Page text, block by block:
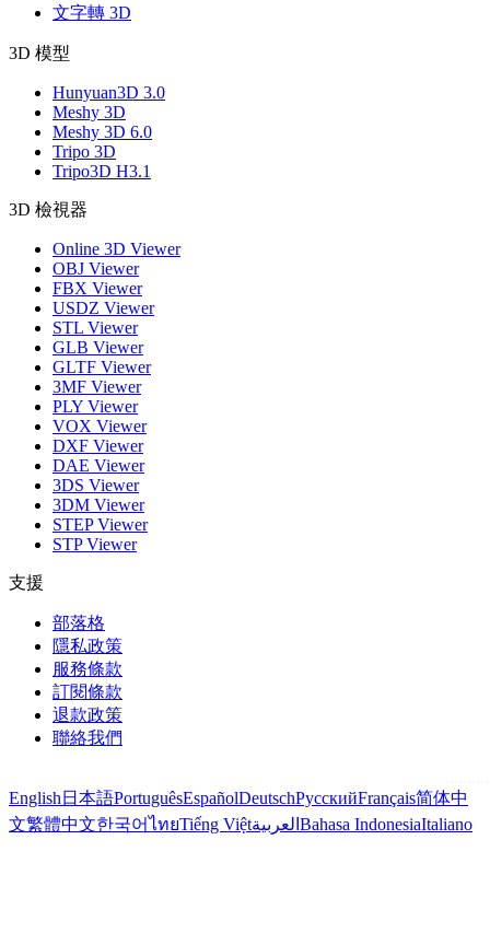
文字轉 3D
3D 模型
Hunyuan3D 3.0
Meshy 3D
Meshy 3D 6.0
Tripo 3D
Tripo3D H3.1
3D 檢視器
Online 3D Viewer
OBJ Viewer
FBX Viewer
USDZ Viewer
STL Viewer
GLB Viewer
GLTF Viewer
3MF Viewer
PLY Viewer
VOX Viewer
DXF Viewer
DAE Viewer
3DS Viewer
3DM Viewer
STEP Viewer
STP Viewer
支援
部落格
隱私政策
服務條款
訂閱條款
退款政策
聯絡我們
English 日本語PortuguêsEspañolDeutschРусскийFrançais简体中
文繁體中文한국어ไทยTiếng Việtالعربية Bahasa IndonesiaItaliano